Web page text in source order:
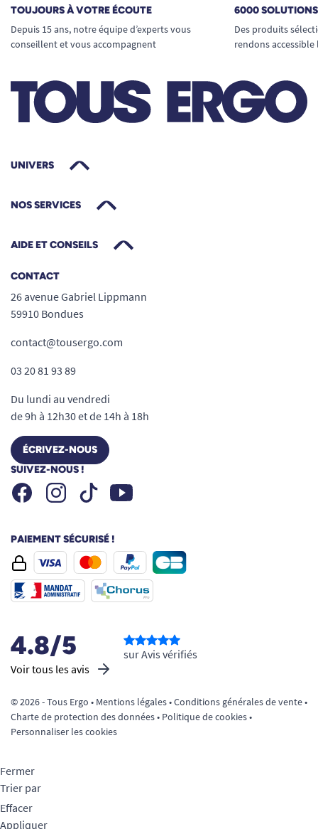
TOUJOURS À VOTRE ÉCOUTE
Depuis 15 ans, notre équipe d’experts vous
conseillent et vous accompagnent
6000
Des produits
rendons
UNIVERS
NOS SERVICES
AIDE ET CONSEILS
CONTACT
26 avenue Gabriel Lippmann
59910 Bondues
contact@tousergo.com
03 20 81 93 89
Du lundi au vendredi
de 9h à 12h30 et de 14h à 18h
ÉCRIVEZ-NOUS
SUIVEZ-NOUS !
FacebookInstagramTiktok Youtube
PAIEMENT SÉCURISÉ !
4.8/5
Voir tous les avis
sur Avis vérifiés
© 2026 - Tous Ergo • Mentions légales•Conditions générales de vente•
Charte de protection des données• Politique de cookies•
Personnaliser les cookies
Fermer
Trier par
Effacer
Appliquer